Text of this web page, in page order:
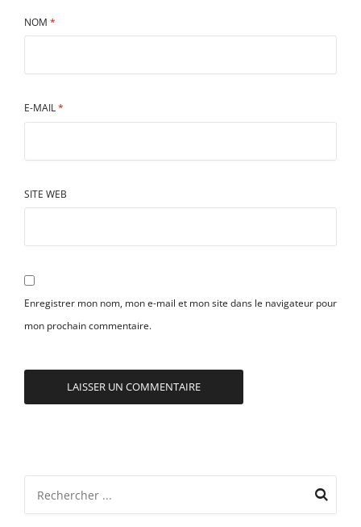
NOM *
E-MAIL*
SITE WEB
Enregistrer mon nom, mon e-mail et mon site dans le navigateur pour
mon prochain commentaire.